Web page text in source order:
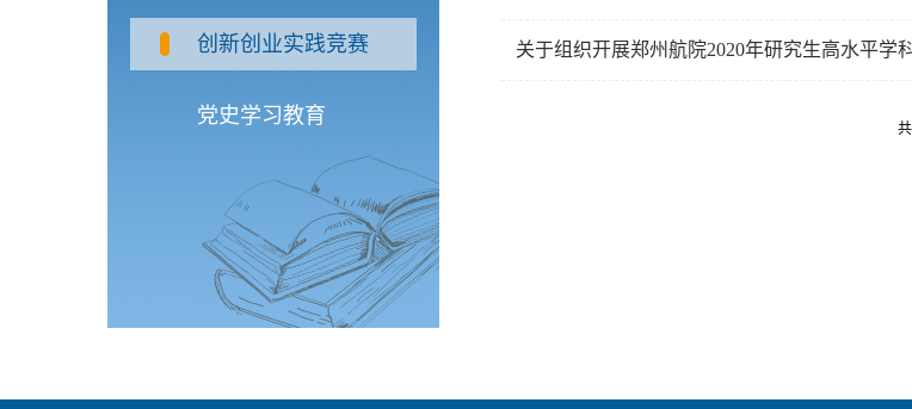
创新创业实践竞赛
党史学习教育
关于组织开展郑州航院2020年研究生高水平学